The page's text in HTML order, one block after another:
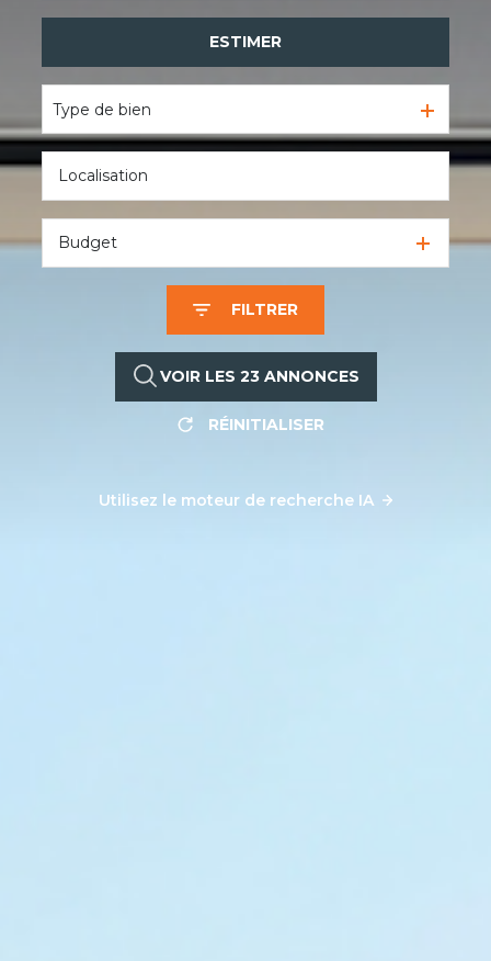
De l'immo pro
De l'immo pro
ESTIMER
Type de bien
Budget
FILTRER
VOIR LES 23ANNONCES
RÉINITIALISER
Utilisez le moteur de recherche IA